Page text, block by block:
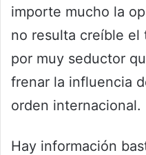
importe mucho la
no resulta creíble el
por muy seductor
frenar la influencia
orden internacional.
Hay información